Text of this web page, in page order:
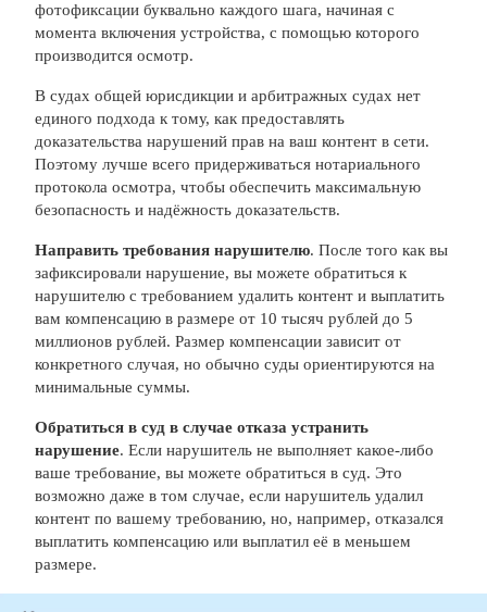
фотофиксации буквально каждого шага, начиная с
момента включения устройства, с помощью которого
производится осмотр.
В судах общей юрисдикции и арбитражных судах нет
единого подхода к тому, как предоставлять
доказательства нарушений прав на ваш контент в сети.
Поэтому лучше всего придерживаться нотариального
протокола осмотра, чтобы обеспечить максимальную
безопасность и надёжность доказательств.
Направить требования нарушителю. После того как вы
зафиксировали нарушение, вы можете обратиться к
нарушителю с требованием удалить контент и выплатить
вам компенсацию в размере от 10 тысяч рублей до 5
миллионов рублей. Размер компенсации зависит от
конкретного случая, но обычно суды ориентируются на
минимальные суммы.
Обратиться в суд в случае отказа устранить
нарушение. Если нарушитель не выполняет какое-либо
ваше требование, вы можете обратиться в суд. Это
возможно даже в том случае, если нарушитель удалил
контент по вашему требованию, но, например, отказался
выплатить компенсацию или выплатил её в меньшем
размере.